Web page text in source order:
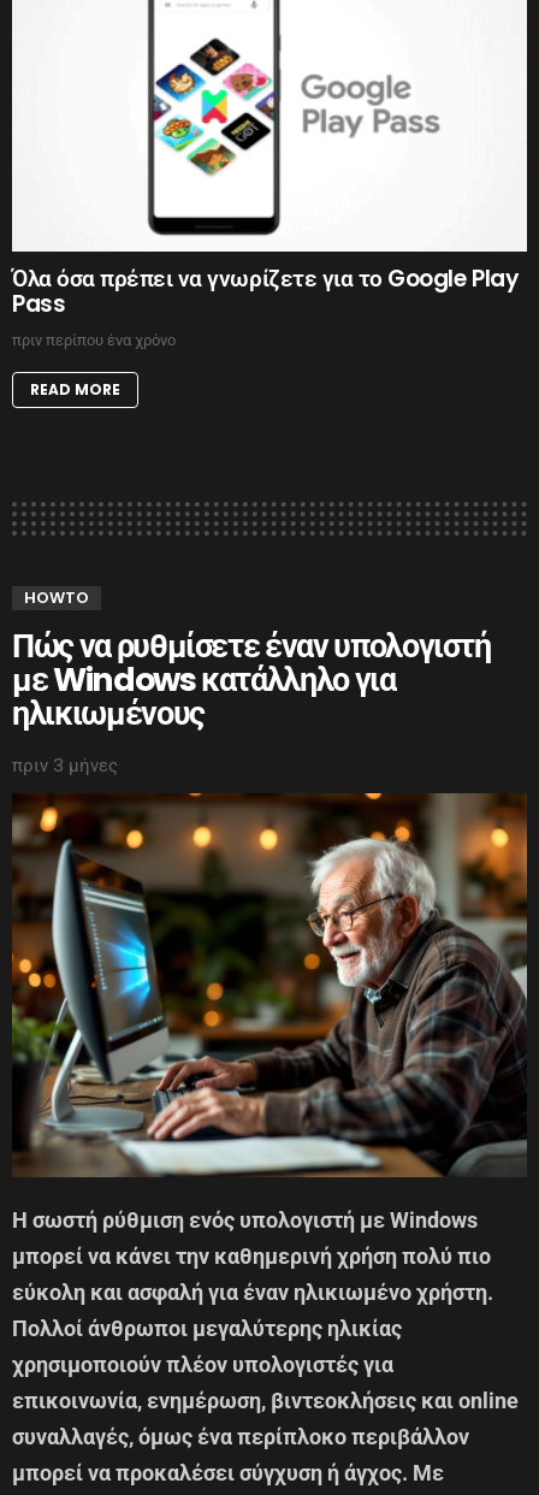
Όλα όσα πρέπει να γνωρίζετε για το Google Play
Pass
πριν περίπου ένα χρόνο
READ MORE
HOWTO
Πώς να ρυθμίσετε έναν υπολογιστή
με Windows κατάλληλο για
ηλικιωμένους
πριν 3 μήνες
Η σωστή ρύθμιση ενός υπολογιστή με Windows
μπορεί να κάνει την καθημερινή χρήση πολύ πιο
εύκολη και ασφαλή για έναν ηλικιωμένο χρήστη.
Πολλοί άνθρωποι μεγαλύτερης ηλικίας
χρησιμοποιούν πλέον υπολογιστές για
επικοινωνία, ενημέρωση, βιντεοκλήσεις και online
συναλλαγές, όμως ένα περίπλοκο περιβάλλον
μπορεί να προκαλέσει σύγχυση ή άγχος. Με